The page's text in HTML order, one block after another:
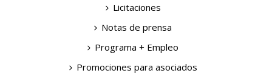
Licitaciones
Notas de prensa
Programa + Empleo
Promociones para asociados